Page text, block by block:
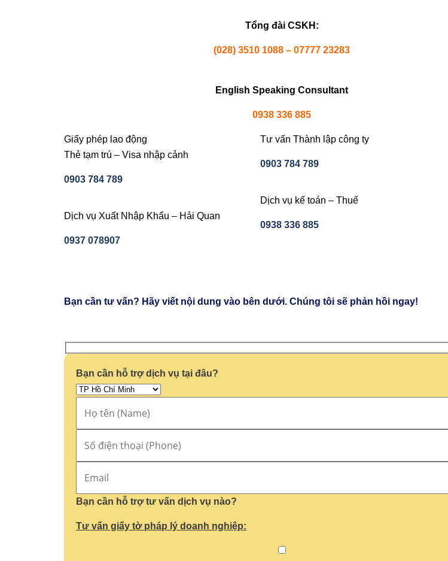
Tổng đài CSKH:
(028) 3510 1088 – 07777 23283
English Speaking Consultant
0938 336 885
Giấy phép lao động
Thẻ tạm trú – Visa nhập cảnh
0903 784 789
Dịch vụ Xuất Nhập Khẩu – Hải Quan
0937 078907
Tư vấn Thành lập công ty
0903 784 789
Dịch vụ kế toán – Thuế
0938 336 885
Bạn cần tư vấn? Hãy viết nội dung vào bên dưới. Chúng tôi sẽ phản hồi ngay!
Bạn cần hỗ trợ dịch vụ tại đâu?
Bạn cần hỗ trợ tư vấn dịch vụ nào?
Tư vấn giấy tờ pháp lý doanh nghiệp: